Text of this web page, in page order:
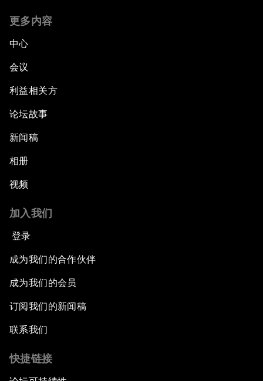
更多内容
中心
会议
利益相关方
论坛故事
新闻稿
相册
视频
加入我们
登录
成为我们的合作伙伴
成为我们的会员
订阅我们的新闻稿
联系我们
快捷链接